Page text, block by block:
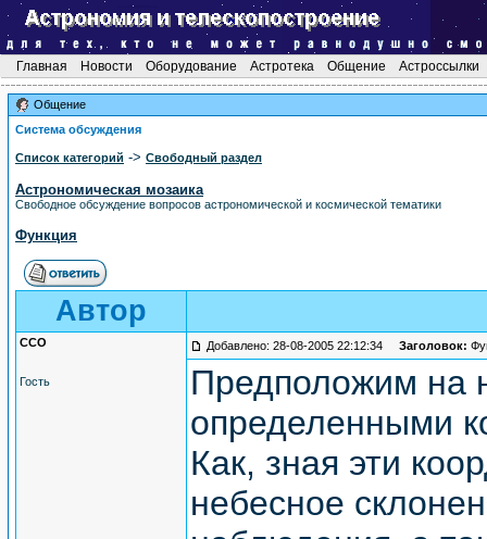
Главная Новости Оборудование Астротека Общение Астроссылки
Общение
Система обсуждения
Список категорий -> Свободный раздел
Астрономическая мозаика
Свободное обсуждение вопросов астрономической и космической тематики
Функция
Автор
CCO
Гость
Добавлено: 28-08-2005 22:12:34 Заголовок:
Предположим на
определенными
Как, зная эти
небесное